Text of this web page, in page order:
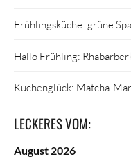
Frühlingsküche: grüne
Hallo Frühling:
Kuchenglück: Matcha-
LECKERES VOM:
August 2026